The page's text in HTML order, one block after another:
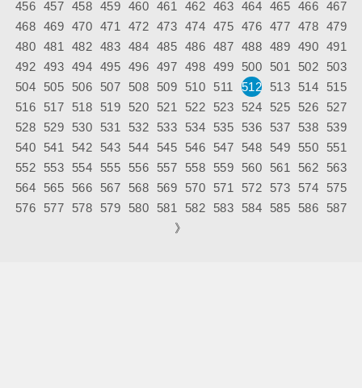
456 457 458 459 460 461 462 463 464 465 466 467
468 469 470 471 472 473 474 475 476 477 478 479
480 481 482 483 484 485 486 487 488 489 490 491
492 493 494 495 496 497 498 499 500 501 502
503
504
505 506 507 508 509 510 511 512 513 514
515
516
517 518 519 520 521 522 523 524 525 526
527
528
529 530 531 532 533 534 535 536 537 538
539
540
541 542 543 544 545 546 547 548 549 550
551
552
553 554 555 556 557 558 559 560 561 562
563
564
565 566 567 568 569 570 571 572 573 574
575
576
577 578 579 580 581 582 583 584 585 586
587
》